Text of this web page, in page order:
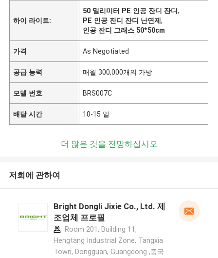
하이 라이트:
50 밀리미터 PE 인공 잔디 잔디,
PE 인공 잔디 잔디 난연제,
인공 잔디 그래스 50*50cm
가격 As Negotiated
공급 능력 매월 300,000개의 가방
모델 번호 BRS007C
배달 시간 10-15 일
더 많은 것을 전망하십시오
저희에 관하여
Bright Dongli Jixie Co., Ltd. 제
조업체 프로필
Room 201, Building 11,
Hengtang Industrial Zone, Tangxia
Town, Dongguan, Guangdong ,중국